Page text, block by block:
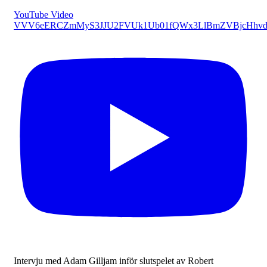
YouTube Video
Intervju med Adam Gilljam inför slutspelet av Robert